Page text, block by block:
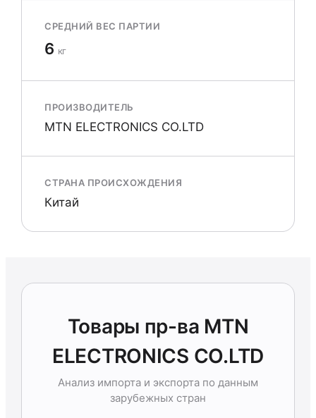
СРЕДНИЙ ВЕС ПАРТИИ
6 кг
ПРОИЗВОДИТЕЛЬ
MTN ELECTRONICS CO.LTD
СТРАНА ПРОИСХОЖДЕНИЯ
Китай
Товары пр-ва MTN
ELECTRONICS CO.LTD
Анализ импорта и экспорта по данным
зарубежных стран